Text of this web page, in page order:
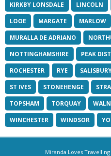
KIRKBY LONSDALE
LINCOLN
LOOE
MARGATE MARLOW
MURALLA DE ADRIANO
NOTTINGHAMSHIRE
PEAK
ROCHESTER
RYE
ST IVES
STONEHENGE
TOPSHAM
TORQUAY
WINCHESTER
WINDSOR
Miranda Loves Travelling